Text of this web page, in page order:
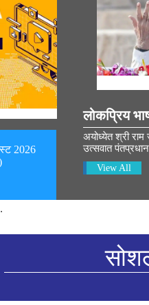
2026
लोकप्रिय
अयोध्येत श्री राम
उत्सवात
View All